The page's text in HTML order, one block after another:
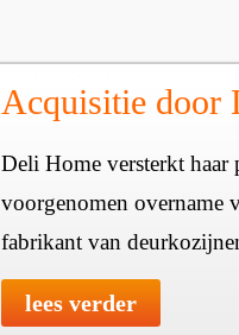
Acquisitie door
Deli Home versterkt haar
voorgenomen overname
fabrikant van
lees verder